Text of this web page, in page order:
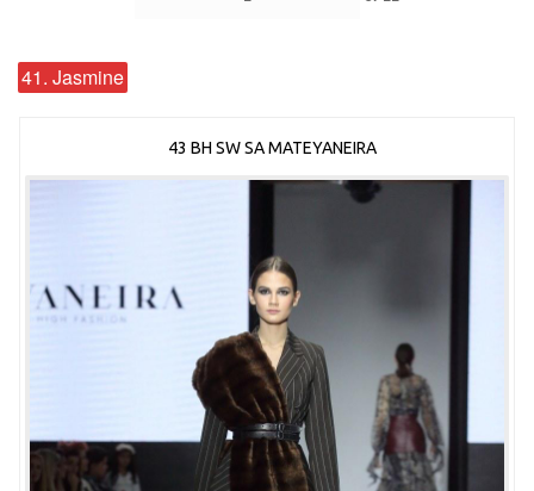
41. Jasmine
43 BH SW SA MATEYANEIRA